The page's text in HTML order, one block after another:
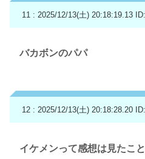
11 : 2025/12/13(土) 20:18:19.13
バカボンのパパ
12 : 2025/12/13(土) 20:18:28.20
イケメンって感想は見たこ